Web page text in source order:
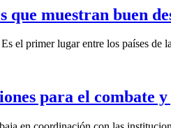
que muestran buen
el primer lugar entre los países de
para el combate